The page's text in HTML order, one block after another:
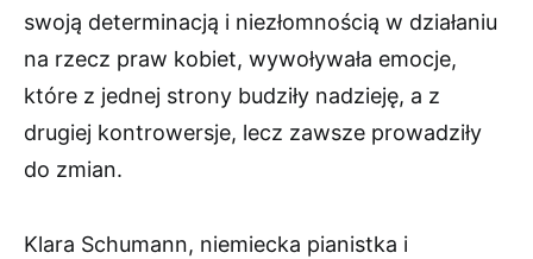
swoją determinacją i niezłomnością w działaniu
na rzecz praw kobiet, wywoływała emocje,
które z jednej strony budziły nadzieję, a z
drugiej kontrowersje, lecz zawsze prowadziły
do zmian.
Klara Schumann, niemiecka pianistka i